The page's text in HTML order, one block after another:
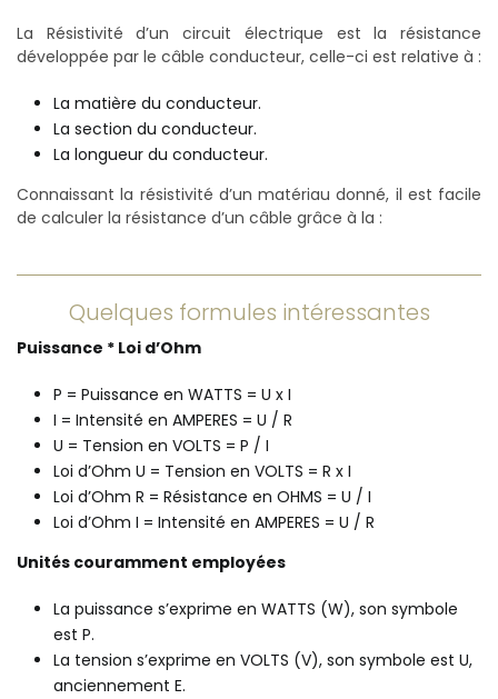
La Résistivité d’un circuit électrique est la résistance
développée par le câble conducteur, celle-ci est relative à :
La matière du conducteur.
La section du conducteur.
La longueur du conducteur.
Connaissant la résistivité d’un matériau donné, il est facile
de calculer la résistance d’un câble grâce à la :
Quelques formules intéressantes
Puissance * Loi d’Ohm
P = Puissance en WATTS = U x I
I = Intensité en AMPERES = U / R
U = Tension en VOLTS = P / I
Loi d’Ohm U = Tension en VOLTS = R x I
Loi d’Ohm R = Résistance en OHMS = U / I
Loi d’Ohm I = Intensité en AMPERES = U / R
Unités couramment employées
La puissance s’exprime en WATTS (W), son symbole
est P.
La tension s’exprime en VOLTS (V), son symbole est U,
anciennement E.